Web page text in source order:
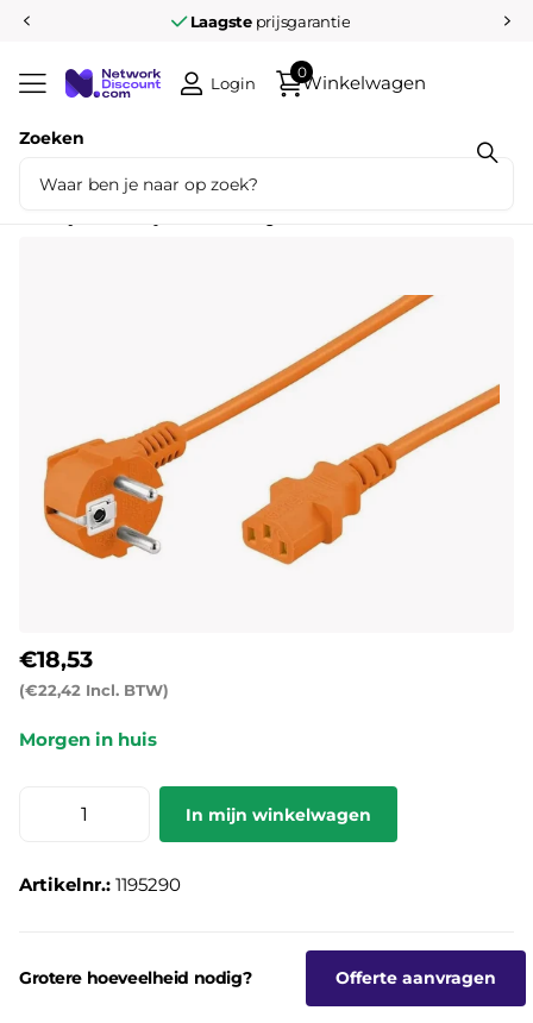
Laagsteprijsgarantie
Zoeken
Login Winkelwagen
0
Deel dit product
Stroomkabel CEE 7/7 haaks (male) naar
(€22,42 Incl. BTW)
€18,53
Morgen in huis
In mijn winkelwagen
Artikelnr.: 1195290
Grotere hoeveelheid nodig? Offerte aanvragen